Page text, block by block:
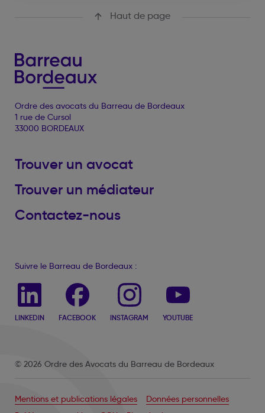
Haut de page
Ordre des avocats du Barreau de Bordeaux
1 rue de Cursol
33000 BORDEAUX
Trouver un avocat
Trouver un médiateur
Contactez-nous
Suivre le Barreau de Bordeaux :
LINKEDIN FACEBOOK INSTAGRAM YOUTUBE
© 2026 Ordre des Avocats du Barreau de Bordeaux
Mentions et publications légales
Données personnelles